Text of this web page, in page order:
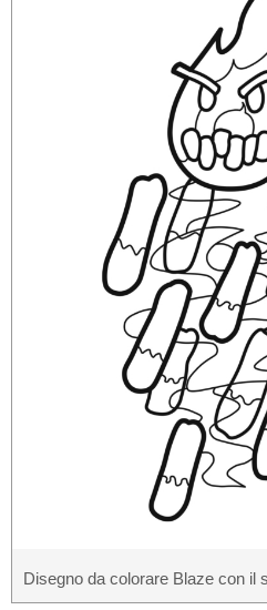
Disegno da colorare Blaze con il